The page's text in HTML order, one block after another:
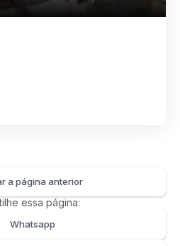
a página anterior
essa página:
Whatsapp